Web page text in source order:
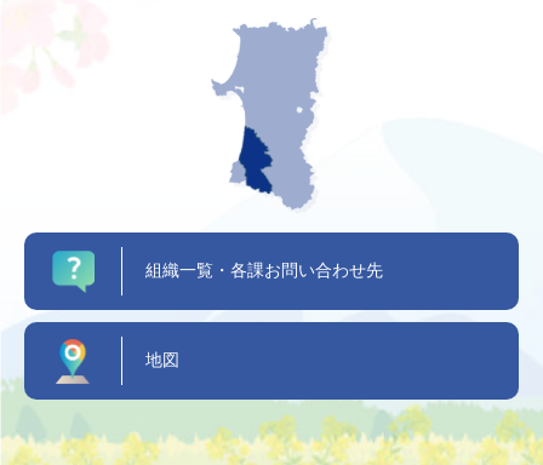
組織一覧・各課お問い合わせ先
地図